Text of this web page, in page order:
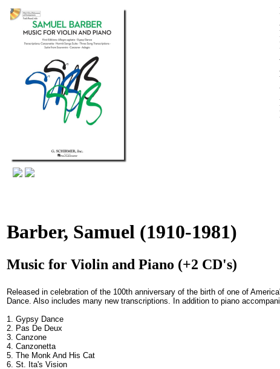
Barber, Samuel (1910-1981)
Music for Violin and Piano (+2 CD's)
Released in celebration of the 100th anniversary of the birth of one of
Dance. Also includes many new transcriptions. In addition to piano
1. Gypsy Dance
2. Pas De Deux
3. Canzone
4. Canzonetta
5. The Monk And His Cat
6. St. Ita's Vision